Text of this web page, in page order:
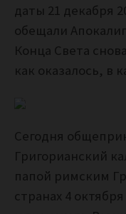
даты 21 декабря
обещали
Конца Света
как оказалось, в
Сегодня
Григорианский
папой римским
странах 4